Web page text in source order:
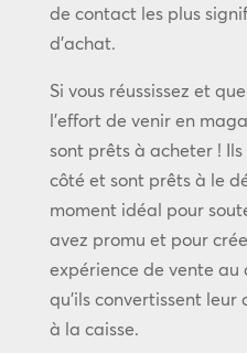
de contact les plus
d’achat.
Si vous réussissez et
l’effort de venir en
sont prêts à acheter !
côté et sont prêts à le
moment idéal pour
avez promu et pour
expérience de vente au
qu’ils convertissent
à la caisse.